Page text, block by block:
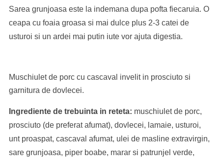
Sarea grunjoasa este la indemana dupa pofta fiecaruia. O
ceapa cu foaia groasa si mai dulce plus 2-3 catei de
usturoi si un ardei mai putin iute vor ajuta digestia.
Muschiulet de porc cu cascaval invelit in prosciuto si
garnitura de dovlecei.
Ingrediente de trebuinta in reteta: muschiulet de porc,
prosciuto (de preferat afumat), dovlecei, lamaie, usturoi,
unt proaspat, cascaval afumat, ulei de masline extravirgin,
sare grunjoasa, piper boabe, marar si patrunjel verde,